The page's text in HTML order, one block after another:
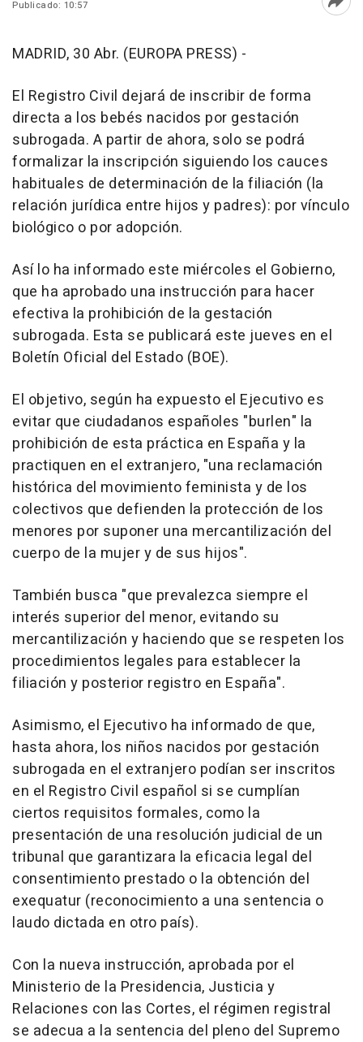
Publicado: 10:57
MADRID, 30 Abr. (EUROPA PRESS) -
El Registro Civil dejará de inscribir de forma
directa a los bebés nacidos por gestación
subrogada. A partir de ahora, solo se podrá
formalizar la inscripción siguiendo los cauces
habituales de determinación de la filiación (la
relación jurídica entre hijos y padres): por vínculo
biológico o por adopción.
Así lo ha informado este miércoles el Gobierno,
que ha aprobado una instrucción para hacer
efectiva la prohibición de la gestación
subrogada. Esta se publicará este jueves en el
Boletín Oficial del Estado (BOE).
El objetivo, según ha expuesto el Ejecutivo es
evitar que ciudadanos españoles "burlen" la
prohibición de esta práctica en España y la
practiquen en el extranjero, "una reclamación
histórica del movimiento feminista y de los
colectivos que defienden la protección de los
menores por suponer una mercantilización del
cuerpo de la mujer y de sus hijos".
También busca "que prevalezca siempre el
interés superior del menor, evitando su
mercantilización y haciendo que se respeten los
procedimientos legales para establecer la
filiación y posterior registro en España".
Asimismo, el Ejecutivo ha informado de que,
hasta ahora, los niños nacidos por gestación
subrogada en el extranjero podían ser inscritos
en el Registro Civil español si se cumplían
ciertos requisitos formales, como la
presentación de una resolución judicial de un
tribunal que garantizara la eficacia legal del
consentimiento prestado o la obtención del
exequatur (reconocimiento a una sentencia o
laudo dictada en otro país).
Con la nueva instrucción, aprobada por el
Ministerio de la Presidencia, Justicia y
Relaciones con las Cortes, el régimen registral
se adecua a la sentencia del pleno del Supremo